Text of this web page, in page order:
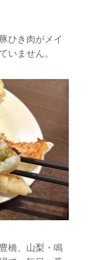
ひき肉がメイ
いません。
橋、山梨・鳴